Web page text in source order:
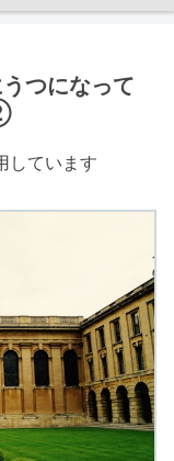
つになって
しています